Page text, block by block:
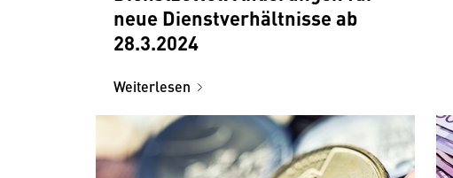
neue Dienstverhältnisse ab
28.3.2024
Weiterlesen